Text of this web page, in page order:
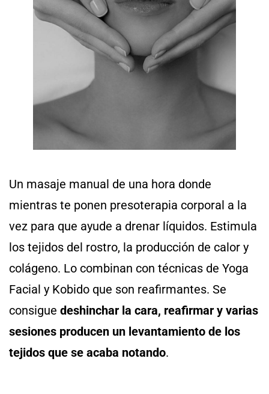
Un masaje manual de una hora donde
mientras te ponen presoterapia corporal a la
vez para que ayude a drenar líquidos. Estimula
los tejidos del rostro, la producción de calor y
colágeno. Lo combinan con técnicas de Yoga
Facial y Kobido que son reafirmantes. Se
consigue deshinchar la cara, reafirmar y varias
sesiones producen un levantamiento de los
tejidos que se acaba notando.